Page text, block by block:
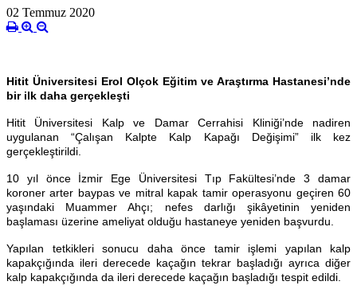
02 Temmuz 2020
Hitit Üniversitesi Erol Olçok Eğitim ve Araştırma Hastanesi’nde
bir ilk daha gerçekleşti
Hitit Üniversitesi Kalp ve Damar Cerrahisi Kliniği’nde nadiren
uygulanan “Çalışan Kalpte Kalp Kapağı Değişimi” ilk kez
gerçekleştirildi.
10 yıl önce İzmir Ege Üniversitesi Tıp Fakültesi’nde 3 damar
koroner arter baypas ve mitral kapak tamir operasyonu geçiren 60
yaşındaki Muammer Ahçı; nefes darlığı şikâyetinin yeniden
başlaması üzerine ameliyat olduğu hastaneye yeniden başvurdu.
Yapılan tetkikleri sonucu daha önce tamir işlemi yapılan kalp
kapakçığında ileri derecede kaçağın tekrar başladığı ayrıca diğer
kalp kapakçığında da ileri derecede kaçağın başladığı tespit edildi.